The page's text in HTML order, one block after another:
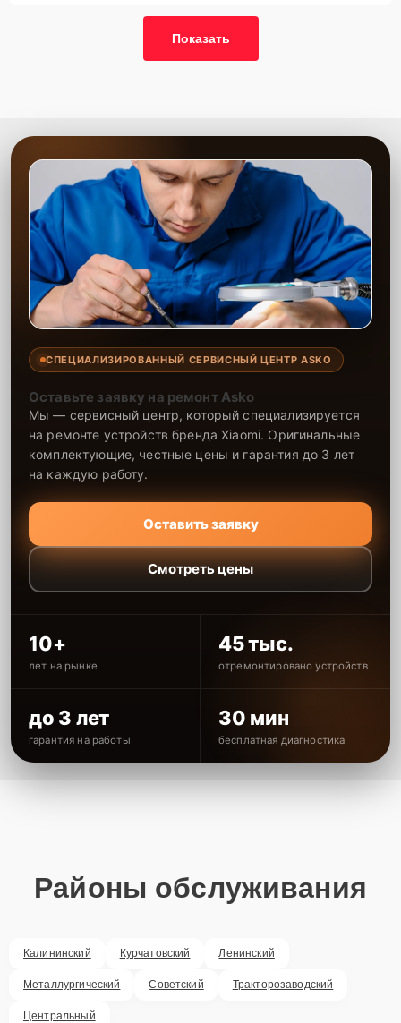
Показать
СПЕЦИАЛИЗИРОВАННЫЙ СЕРВИСНЫЙ ЦЕНТР ASKO
Оставьте заявку на ремонт Asko
Мы — сервисный центр, который специализируется
на ремонте устройств бренда Xiaomi. Оригинальные
комплектующие, честные цены и гарантия до 3 лет
на каждую работу.
Оставить заявку
Смотреть цены
10+
лет на рынке
45 тыс.
отремонтировано устройств
до 3 лет
гарантия на работы
30 мин
бесплатная диагностика
Районы обслуживания
Калининский Курчатовский Ленинский
Металлургический Советский Тракторозаводский
Центральный